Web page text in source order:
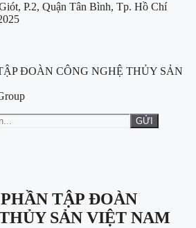
P.2, Quận Tân Bình, Tp. Hồ Chí
ĐOÀN CÔNG NGHỆ THỦY SẢN
TẬP ĐOÀN
SẢN VIỆT NAM